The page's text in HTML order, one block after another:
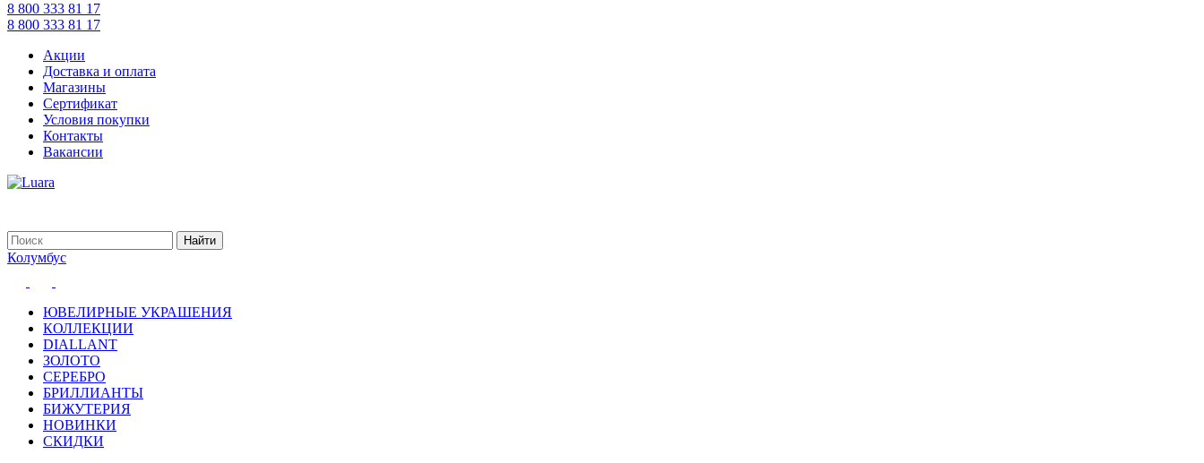
8 800 333 81 17
8 800 333 81 17
Акции
Доставка и оплата
Магазины
Сертификат
Условия покупки
Контакты
Вакансии
Колумбус
ЮВЕЛИРНЫЕ УКРАШЕНИЯ
КОЛЛЕКЦИИ
DIALLANT
ЗОЛОТО
СЕРЕБРО
БРИЛЛИАНТЫ
БИЖУТЕРИЯ
НОВИНКИ
СКИДКИ